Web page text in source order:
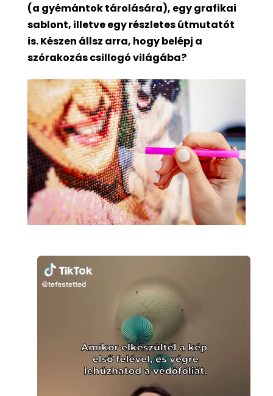
(a gyémántok tárolására), egy grafikai
sablont, illetve egy részletes útmutatót
is. Készen állsz arra, hogy belépj a
szórakozás csillogó világába?